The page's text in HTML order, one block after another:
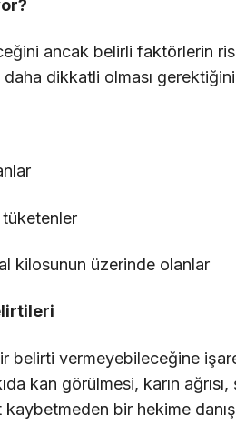
ancak belirli faktörlerin
dikkatli olması
tüketenler
kilosunun üzerinde olanlar
belirti vermeyebileceğine
kan görülmesi, karın
bir hekime